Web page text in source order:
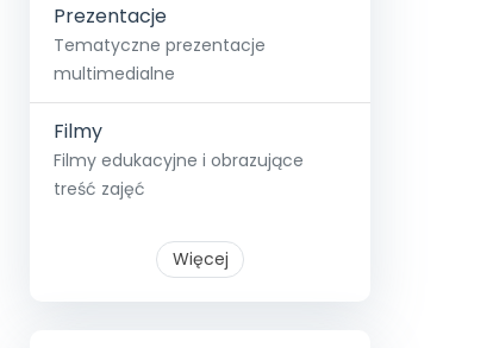
Prezentacje
Tematyczne prezentacje
multimedialne
Filmy
Filmy edukacyjne i obrazujące
treść zajęć
Więcej